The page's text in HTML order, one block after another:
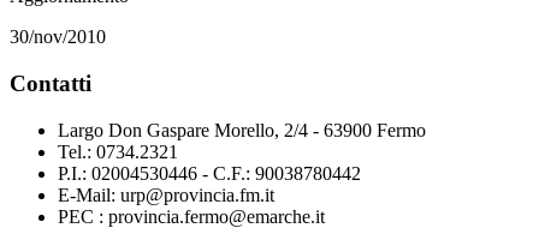
30/nov/2010
Contatti
Largo Don Gaspare Morello, 2/4 - 63900 Fermo
Tel.: 0734.2321
P.I.: 02004530446 - C.F.: 90038780442
E-Mail: urp@provincia.fm.it
PEC : provincia.fermo@emarche.it